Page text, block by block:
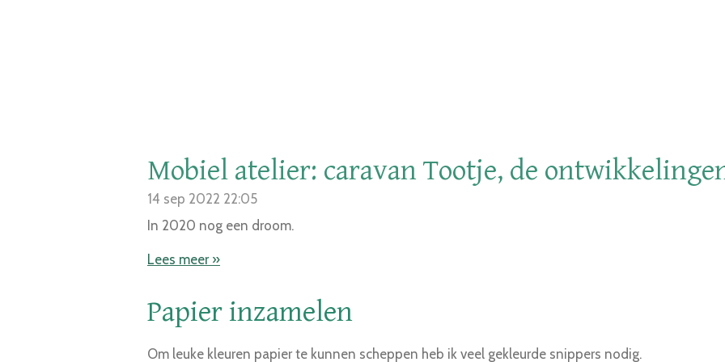
Mobiel atelier: caravan Tootje, de
14 sep 2022 22:05
In 2020 nog een droom.
Lees meer »
Papier inzamelen
Om leuke kleuren papier te kunnen scheppen heb ik veel gekleurde snippers nodig.